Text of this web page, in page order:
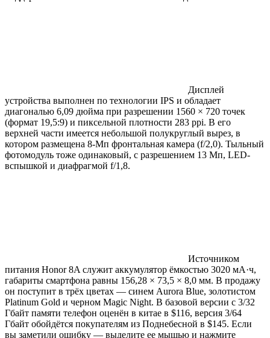
Дисплей
устройства выполнен по технологии IPS и обладает
диагональю 6,09 дюйма при разрешении 1560 × 720 точек
(формат 19,5:9) и пиксельной плотности 283 ppi. В его
верхней части имеется небольшой полукруглый вырез, в
котором размещена 8-Мп фронтальная камера (f/2,0). Тыльный
фотомодуль тоже одинаковый, с разрешением 13 Мп, LED-
вспышкой и диафрагмой f/1,8.
Источником
питания Honor 8A служит аккумулятор ёмкостью 3020 мА·ч,
габариты смартфона равны 156,28 × 73,5 × 8,0 мм. В продажу
он поступит в трёх цветах — синем Aurora Blue, золотистом
Platinum Gold и черном Magic Night. В базовой версии с 3/32
Гбайт памяти телефон оценён в китае в $116, версия 3/64
Гбайт обойдётся покупателям из Поднебесной в $145. Если
вы заметили ошибку — выделите ее мышью и нажмите